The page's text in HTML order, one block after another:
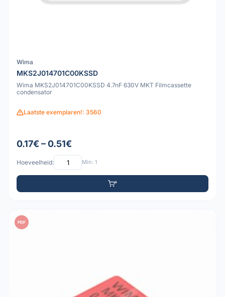
Wima
MKS2J014701C00KSSD
Wima MKS2J014701C00KSSD 4.7nF 630V MKT Filmcassette
condensator
Laatste exemplaren!: 3560
0.17€ – 0.51€
Hoeveelheid: Min: 1
PDF